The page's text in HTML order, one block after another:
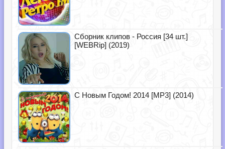
Сборник клипов - Россия [34 шт.]
[WEBRip] (2019)
С Новым Годом! 2014 [MP3] (2014)